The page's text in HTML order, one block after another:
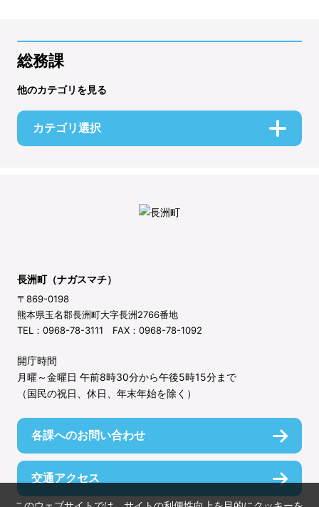
総務課
他のカテゴリを見る
カテゴリ選択
長洲町（ナガスマチ）
〒869-0198
熊本県玉名郡長洲町大字長洲2766番地
TEL：0968-78-3111 FAX：0968-78-1092
開庁時間
月曜～金曜日 午前8時30分から午後5時15分まで
（国民の祝日、休日、年末年始を除く）
各課へのお問い合わせ
交通アクセス